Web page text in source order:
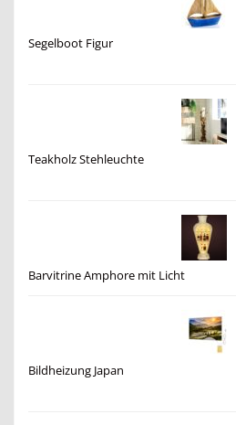
Segelboot Figur
Teakholz Stehleuchte
Barvitrine Amphore mit Licht
Bildheizung Japan